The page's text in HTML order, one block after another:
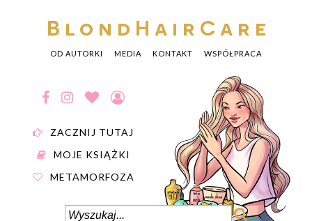
BlondHairCare
OD AUTORKI MEDIA KONTAKT WSPÓŁPRACA
ZACZNIJ TUTAJ
MOJE KSIĄŻKI
METAMORFOZA